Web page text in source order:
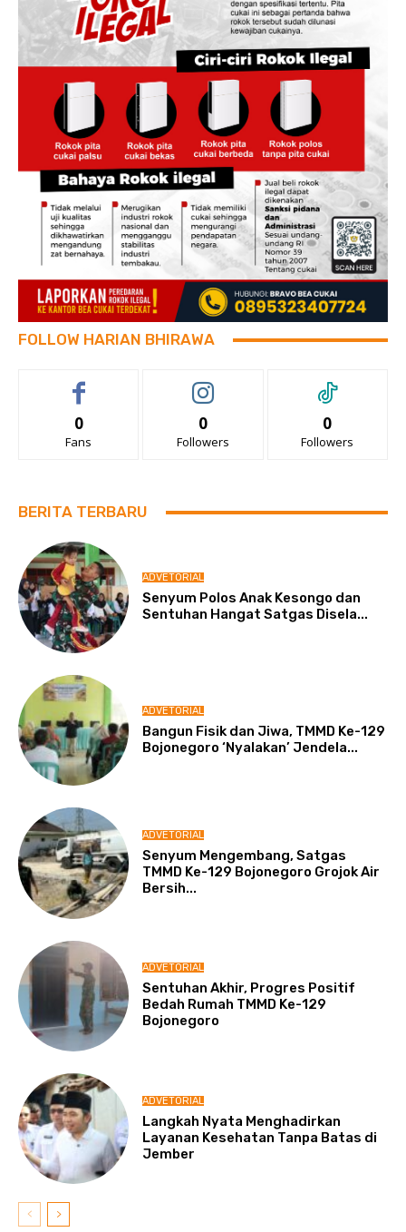
FOLLOW HARIAN BHIRAWA
0
Fans
0
Followers
0
Followers
BERITA TERBARU
ADVETORIAL
Senyum Polos Anak Kesongo dan
Sentuhan Hangat Satgas Disela...
ADVETORIAL
Bangun Fisik dan Jiwa, TMMD Ke-129
Bojonegoro ‘Nyalakan’ Jendela...
ADVETORIAL
Senyum Mengembang, Satgas
TMMD Ke-129 Bojonegoro Grojok Air
Bersih...
ADVETORIAL
Sentuhan Akhir, Progres Positif
Bedah Rumah TMMD Ke-129
Bojonegoro
ADVETORIAL
Langkah Nyata Menghadirkan
Layanan Kesehatan Tanpa Batas di
Jember